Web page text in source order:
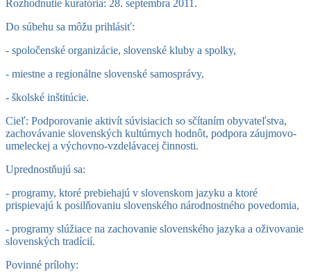
Rozhodnutie kuratória: 28. septembra 2011.
Do súbehu sa môžu prihlásiť:
- spoločenské organizácie, slovenské kluby a spolky,
- miestne a regionálne slovenské samosprávy,
- školské inštitúcie.
Cieľ: Podporovanie aktivít súvisiacich so sčítaním obyvateľstva,
zachovávanie slovenských kultúrnych hodnôt, podpora záujmovo-
umeleckej a výchovno-vzdelávacej činnosti.
Uprednostňujú sa:
- programy, ktoré prebiehajú v slovenskom jazyku a ktoré
prispievajú k posilňovaniu slovenského národnostného povedomia,
- programy slúžiace na zachovanie slovenského jazyka a oživovanie
slovenských tradícií.
Povinné prílohy: